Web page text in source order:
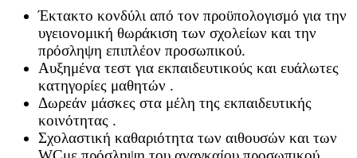
Έκτακτο κονδύλι από τον προϋπολογισμό για την
υγειονομική θωράκιση των σχολείων και την
πρόσληψη επιπλέον προσωπικού.
Αυξημένα τεστ για εκπαιδευτικούς και ευάλωτες
κατηγορίες μαθητών .
Δωρεάν μάσκες στα μέλη της εκπαιδευτικής
κοινότητας .
Σχολαστική καθαριότητα των αιθουσών και των